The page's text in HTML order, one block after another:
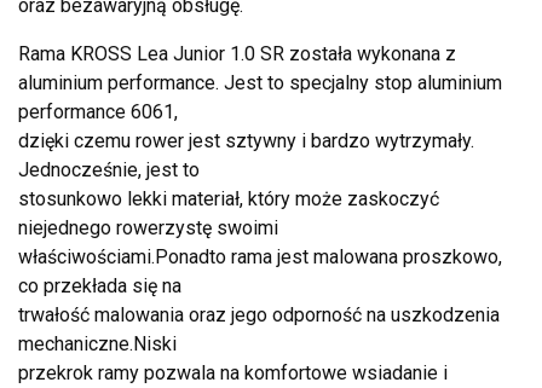
oraz bezawaryjną obsługę.
Rama KROSS Lea Junior 1.0 SR została wykonana z
aluminium performance. Jest to specjalny stop aluminium
performance 6061,
dzięki czemu rower jest sztywny i bardzo wytrzymały.
Jednocześnie, jest to
stosunkowo lekki materiał, który może zaskoczyć
niejednego rowerzystę swoimi
właściwościami.Ponadto rama jest malowana proszkowo,
co przekłada się na
trwałość malowania oraz jego odporność na uszkodzenia
mechaniczne.Niski
przekrok ramy pozwala na komfortowe wsiadanie i